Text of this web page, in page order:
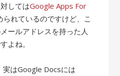
してはGoogle Apps For
られているのですけど、こ
ールアドレスを持った人
よね。
実はGoogle Docsには